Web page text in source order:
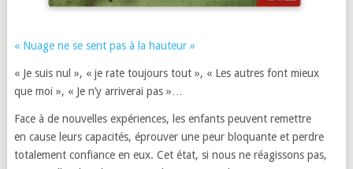
« Nuage ne se sent pas à la hauteur »
« Je suis nul », « je rate toujours tout », « Les autres font mieux
que moi », « Je n’y arriverai pas »…
Face à de nouvelles expériences, les enfants peuvent remettre
en cause leurs capacités, éprouver une peur bloquante et perdre
totalement confiance en eux. Cet état, si nous ne réagissons pas,